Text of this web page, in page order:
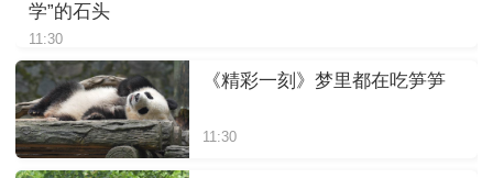
学”的石头
11:30
《精彩一刻》梦里都在吃笋笋
11:30